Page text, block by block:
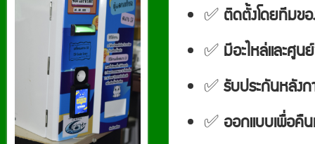
✅ ติดตั้งโดยทีมขอ
✅ มีอะไหล่และศูน
✅รับประกันหลังก
✅ ออกแบบเพื่อคื